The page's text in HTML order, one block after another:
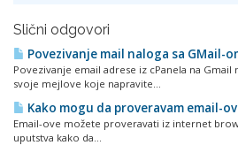
Slični odgovori
Povezivanje mail naloga sa GMail-
Povezivanje email adrese iz cPanela na Gmail
svoje mejlove koje napravite...
Kako mogu da proveravam email-
Email-ove možete proveravati iz internet
uputstva kako da...